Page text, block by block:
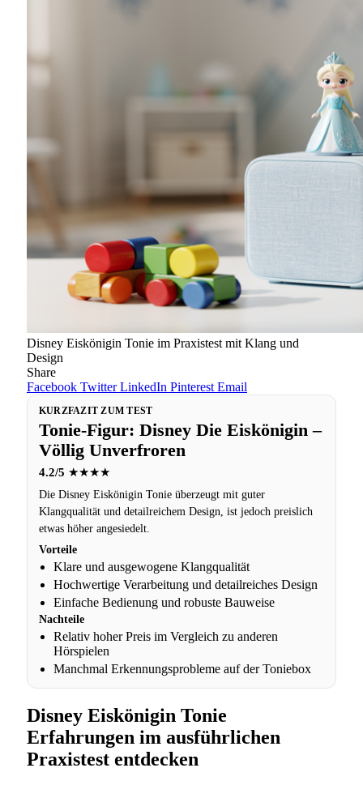
Disney Eiskönigin Tonie im Praxistest mit Klang und
Design
Share
Facebook Twitter LinkedIn Pinterest Email
KURZFAZIT ZUM TEST
Tonie-Figur: Disney Die Eiskönigin –
Völlig Unverfroren
4.2/5 ★★★★
Die Disney Eiskönigin Tonie überzeugt mit guter
Klangqualität und detailreichem Design, ist jedoch preislich
etwas höher angesiedelt.
Vorteile
Klare und ausgewogene Klangqualität
Hochwertige Verarbeitung und detailreiches Design
Einfache Bedienung und robuste Bauweise
Nachteile
Relativ hoher Preis im Vergleich zu anderen
Hörspielen
Manchmal Erkennungsprobleme auf der Toniebox
Disney Eiskönigin Tonie
Erfahrungen im ausführlichen
Praxistest entdecken